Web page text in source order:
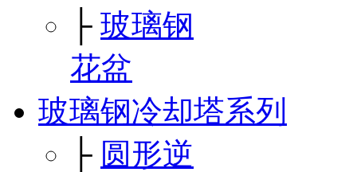
├ 玻璃钢
花盆
玻璃钢冷却塔系列
├ 圆形逆